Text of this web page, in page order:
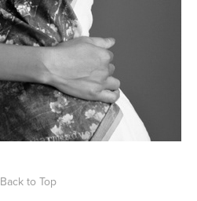
Back to Top